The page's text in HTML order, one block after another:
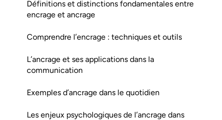
Définitions et distinctions fondamentales entre
encrage et ancrage
Comprendre l’encrage : techniques et outils
L’ancrage et ses applications dans la
communication
Exemples d’ancrage dans le quotidien
Les enjeux psychologiques de l’ancrage dans